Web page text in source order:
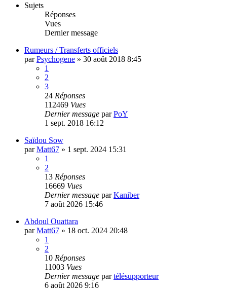
Sujets
Réponses
Vues
Dernier message
Rumeurs / Transferts officiels
parPsychogene » 30 août 2018 8:45
1
2
3
24 Réponses
112469 Vues
Dernier message parPoY
1 sept. 2018 16:12
Saïdou Sow
parMatt67 » 1 sept. 2024 15:31
1
2
13 Réponses
16669 Vues
Dernier message parKaniber
7 août 2026 15:46
Abdoul Ouattara
parMatt67 » 18 oct. 2024 20:48
1
2
10 Réponses
11003 Vues
Dernier message partélésupporteur
6 août 2026 9:16